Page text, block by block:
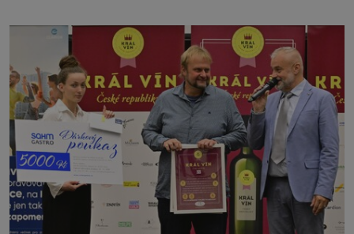
divné burácení skutečně ustane. Když o mnoho let
později hrobku